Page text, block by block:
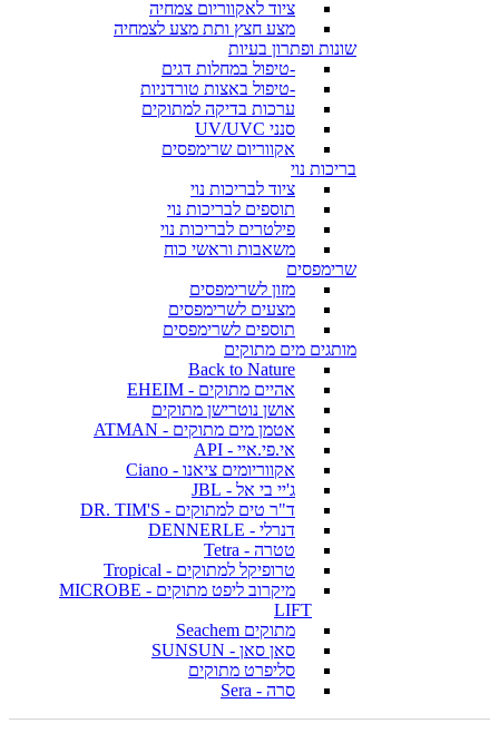
ציוד לאקווריום צמחיה
מצע חצץ ותת מצע לצמחיה
שונות ופתרון בעיות
-טיפול במחלות דגים
-טיפול באצות טורדניות
ערכות בדיקה למתוקים
סנני UV/UVC
אקווריום שרימפסים
בריכות נוי
ציוד לבריכות נוי
תוספים לבריכות נוי
פילטרים לבריכות נוי
משאבות וראשי כוח
שרימפסים
מזון לשרימפסים
מצעים לשרימפסים
תוספים לשרימפסים
מותגים מים מתוקים
Back to Nature
אהיים מתוקים - EHEIM
אושן נוטרישן מתוקים
אטמן מים מתוקים - ATMAN
אי.פי.איי - API
אקווריומים ציאנו - Ciano
ג'יי בי אל - JBL
ד"ר טים למתוקים - DR. TIM'S
דנרלי - DENNERLE
טטרה - Tetra
טרופיקל למתוקים - Tropical
מיקרוב ליפט מתוקים - MICROBE
LIFT
מתוקים Seachem
סאן סאן - SUNSUN
סליפרט מתוקים
סרה - Sera